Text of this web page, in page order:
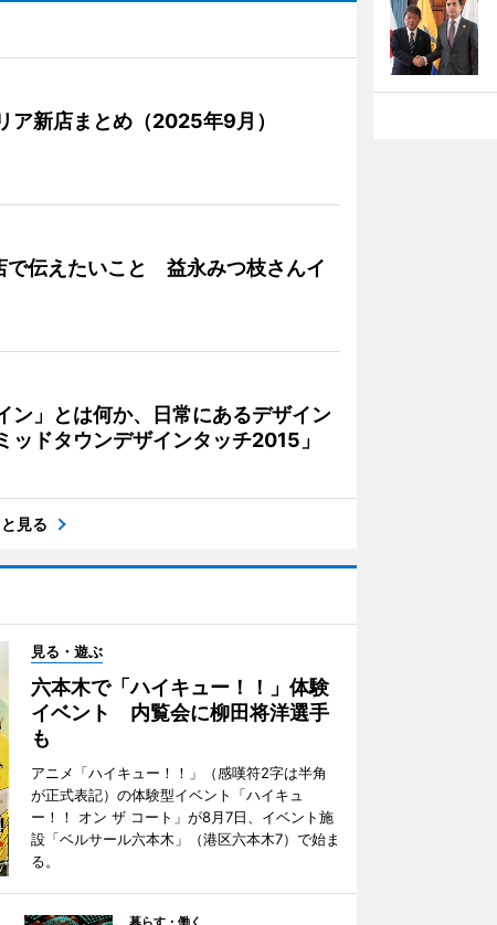
ア新店まとめ（2025年9月）
で伝えたいこと 益永みつ枝さんイ
ン」とは何か、日常にあるデザイン
ッドタウンデザインタッチ2015」
見る
見る・遊ぶ
六本木で「ハイキュー！！」体験
イベント 内覧会に柳田将洋選手
も
アニメ「ハイキュー！！」（感嘆符2字は半角
が正式表記）の体験型イベント「ハイキュ
ー！！ オン ザ コート」が8月7日、イベント施
設「ベルサール六本木」（港区六本木7）で始ま
る。